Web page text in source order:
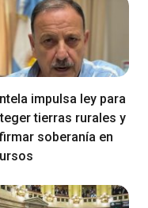
impulsa ley para
tierras rurales y
soberanía en